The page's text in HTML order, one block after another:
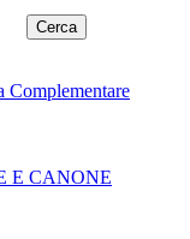
Complementare
E CANONE